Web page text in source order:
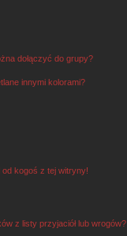
dołączyć do grupy?
innymi kolorami?
od kogoś z tej witryny!
z listy przyjaciół lub wrogów?